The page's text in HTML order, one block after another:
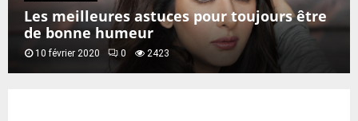
Les meilleures astuces pour toujours être
de bonne humeur
10 février 2020 0 2423